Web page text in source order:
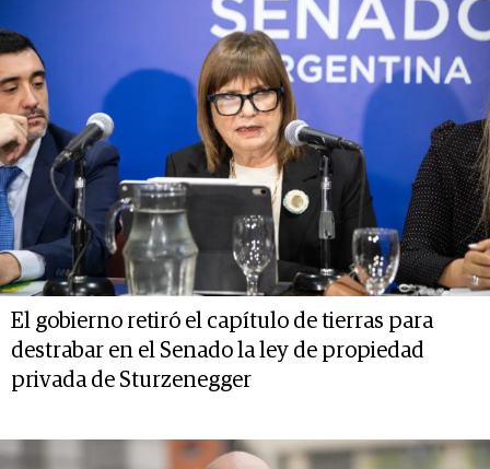
El gobierno retiró el capítulo de tierras para
destrabar en el Senado la ley de propiedad
privada de Sturzenegger